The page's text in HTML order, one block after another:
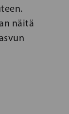
näitä